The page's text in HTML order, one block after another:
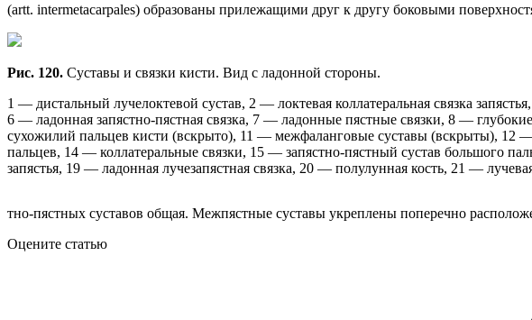
(artt. intermetacarpales) образованы прилежащими друг к другу боковыми
Рис. 120. Суставы и связки кисти. Вид с ладонной стороны.
1 — дистальный лучелоктевой сустав, 2 — локтевая коллатеральная связка
6 — ладонная запястно-пястная связка, 7 — ладонные пястные связки, 8 —
сухожилий пальцев кисти (вскрыто), 11 — межфаланговые суставы (вскрыты),
пальцев, 14 — коллатеральные связки, 15 — запястно-пястный сустав большого
запястья, 19 — ладонная лучезапястная связка, 20 — полулунная кость, 21 —
тно-пястных суставов общая. Межпястные суставы укреплены поперечно
Оцените статью